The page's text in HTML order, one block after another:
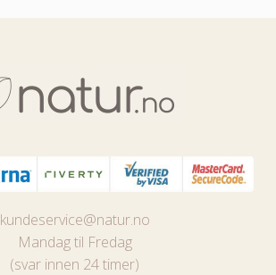
kundeservice@natur.no
Mandag til Fredag
(svar innen 24 timer)